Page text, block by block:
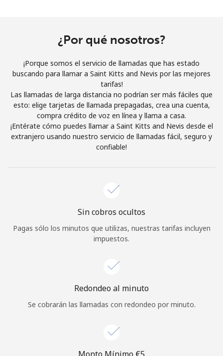
Únete
¡Hola!
Inicia sesión o REGÍSTRATE →
¿Olvidaste tu contraseña? →
Iniciar Sesión
o
Continuar con
¿Por qué nosotros?
¡Porque somos el servicio de llamadas que has estado
buscando para llamar a Saint Kitts and Nevis por las mejores
tarifas!
Las llamadas de larga distancia no podrían ser más fáciles que
esto: elige tarjetas de llamada prepagadas, crea una cuenta,
compra crédito de voz en línea y llama a casa.
¡Entérate cómo puedes llamar a Saint Kitts and Nevis desde el
extranjero usando nuestro servicio de llamadas fácil, seguro y
confiable!
Sin cobros ocultos
Pagas sólo los minutos que utilizas, nuestras tarifas incluyen
impuestos.
Redondeo al minuto
Se cobrarán las llamadas con redondeo por minuto.